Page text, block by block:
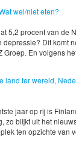
wel/niet eten?
5,2 procent van de
Dit komt
Groep. En volgens
land ter wereld,
jaar op rij is
zo blijkt uit het
ten opzichte van